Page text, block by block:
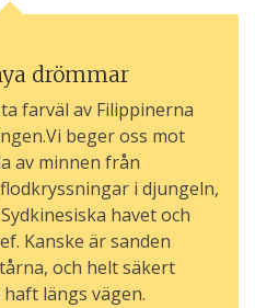
drömmar
farväl av Filippinerna
beger oss mot
av minnen från
i djungeln,
havet och
Kanske är sanden
och helt säkert
längs vägen.